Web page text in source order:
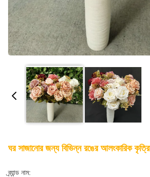
ঘর সাজানোর জন্য বিভিন্ন রঙের আলংকারিক
ব্র্যান্ড নাম: